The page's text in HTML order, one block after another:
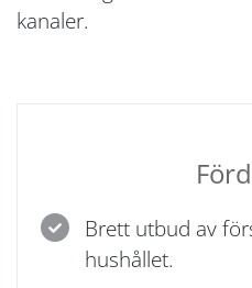
kanaler.
Brett utbud av
hushållet.